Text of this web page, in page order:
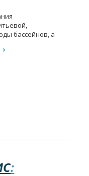
бассейнов, а
: